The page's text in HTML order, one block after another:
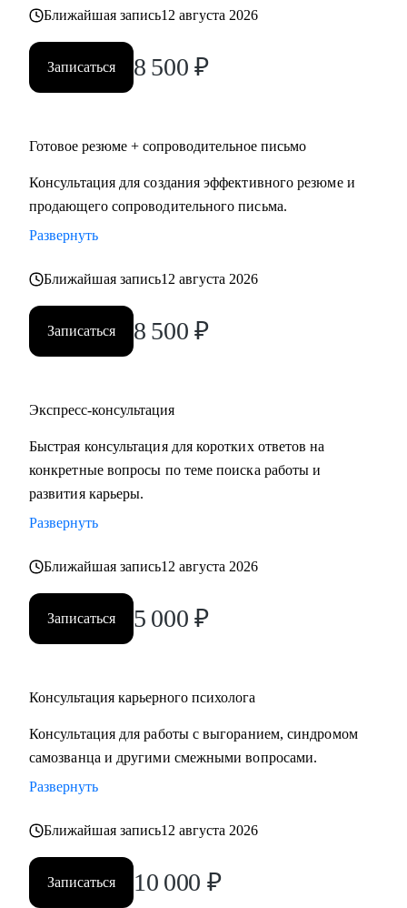
Ближайшая запись12 августа 2026
Записаться 8 500 ₽
Готовое резюме + сопроводительное письмо
Консультация для создания эффективного резюме и
продающего сопроводительного письма.
Развернуть
Ближайшая запись12 августа 2026
Записаться 8 500 ₽
Экспресс-консультация
Быстрая консультация для коротких ответов на
конкретные вопросы по теме поиска работы и
развития карьеры.
Развернуть
Ближайшая запись12 августа 2026
Записаться 5 000 ₽
Консультация карьерного психолога
Консультация для работы с выгоранием, синдромом
самозванца и другими смежными вопросами.
Развернуть
Ближайшая запись12 августа 2026
Записаться 10 000 ₽